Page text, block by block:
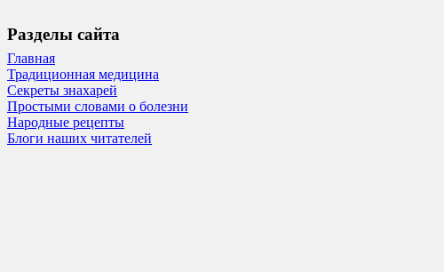
Разделы сайта
Главная
Традиционная медицина
Секреты знахарей
Простыми словами о болезни
Народные рецепты
Блоги наших читателей